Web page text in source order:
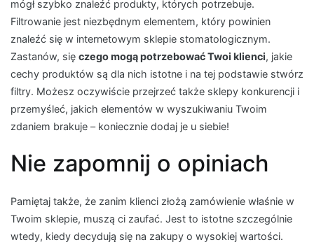
mógł szybko znaleźć produkty, których potrzebuje.
Filtrowanie jest niezbędnym elementem, który powinien
znaleźć się w internetowym sklepie stomatologicznym.
Zastanów, się czego mogą potrzebować Twoi klienci, jakie
cechy produktów są dla nich istotne i na tej podstawie stwórz
filtry. Możesz oczywiście przejrzeć także sklepy konkurencji i
przemyśleć, jakich elementów w wyszukiwaniu Twoim
zdaniem brakuje – koniecznie dodaj je u siebie!
Nie zapomnij o opiniach
Pamiętaj także, że zanim klienci złożą zamówienie właśnie w
Twoim sklepie, muszą ci zaufać. Jest to istotne szczególnie
wtedy, kiedy decydują się na zakupy o wysokiej wartości.